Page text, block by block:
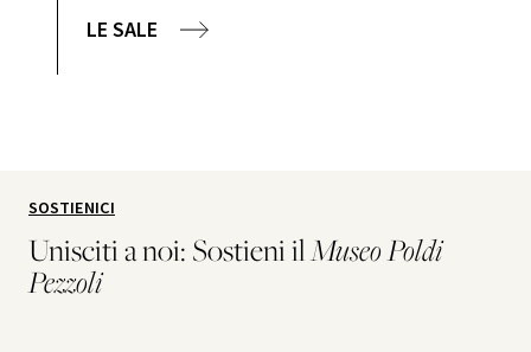
LE SALE
SOSTIENICI
Unisciti a noi: Sostieni ilMuseo Poldi
Pezzoli